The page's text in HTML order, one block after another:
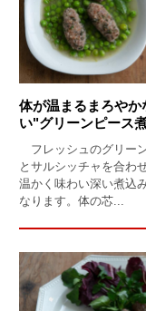
体が温まるまろやか
い"グリーンピース
フレッシュのグリー
とサルシッチャを合わ
温かく味わい深い煮込
なります。体の芯...